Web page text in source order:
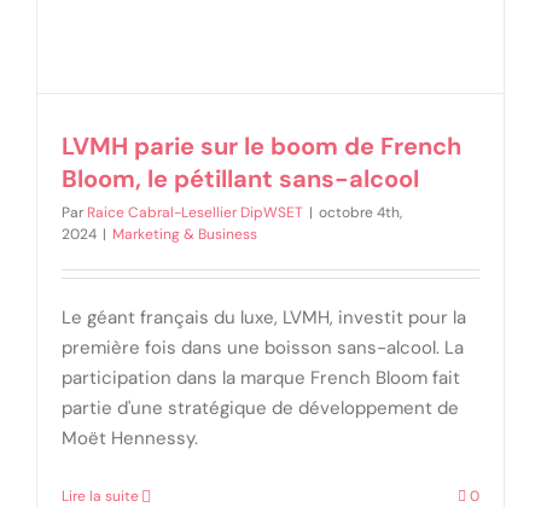
LVMH parie sur le boom de French
Bloom, le pétillant sans-alcool
Par Raice Cabral-Lesellier DipWSET | octobre 4th,
2024 | Marketing & Business
Le géant français du luxe, LVMH, investit pour la
première fois dans une boisson sans-alcool. La
participation dans la marque French Bloom fait
partie d'une stratégique de développement de
Moët Hennessy.
Lire la suite 0